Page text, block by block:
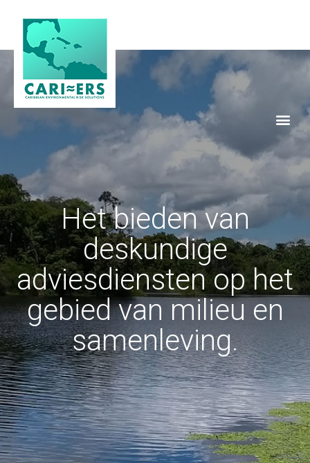
Het bieden van
deskundige
adviesdiensten op het
gebied van milieu en
samenleving.